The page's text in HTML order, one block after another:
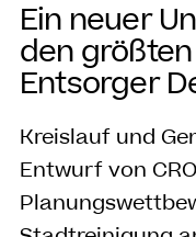
Ein neuer
den
Entsorger
Kreislauf und
Entwurf von